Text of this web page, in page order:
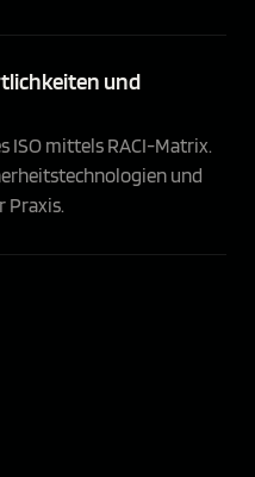
und
ISO mittels RACI-Matrix.
und
Praxis.